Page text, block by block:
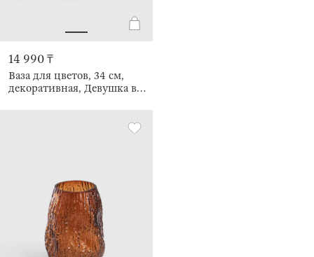
14 990 ₸
Ваза для цветов, 34 см,
декоративная, Девушка в